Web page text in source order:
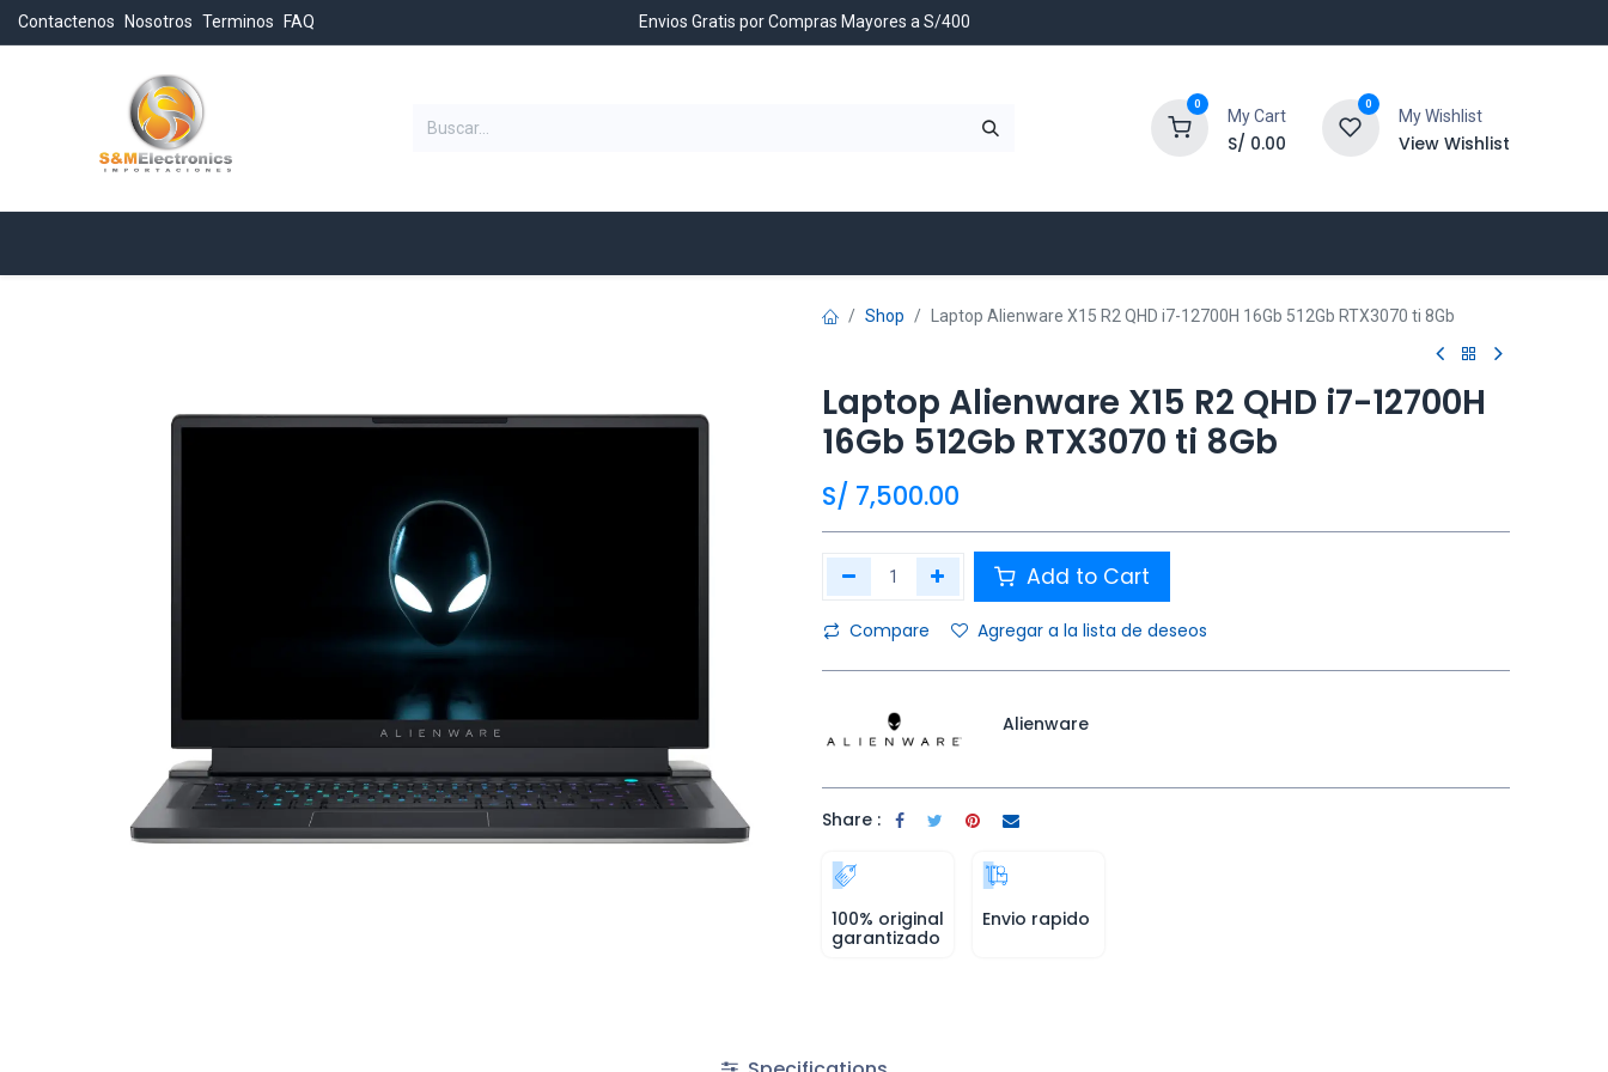
Contactenos Nosotros Terminos FAQ Envios Gratis por Compras Mayores a S/400
0
My Cart
S/ 0.00
0
My Wishlist
View Wishlist
Shop Laptop Alienware X15 R2 QHD i7-12700H 16Gb 512Gb RTX3070 ti 8Gb
Laptop Alienware X15 R2 QHD i7-12700H
16Gb 512Gb RTX3070 ti 8Gb
S/ 7,500.00
Add to Cart
Compare Agregar a la lista de deseos
Alienware
Share :
100% original
garantizado
Envio rapido